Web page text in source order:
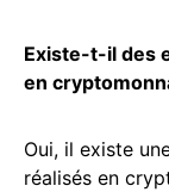
Existe-t-il des
en
Oui, il existe
réalisés en